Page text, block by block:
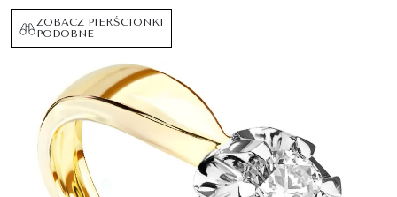
ZOBACZ PIERŚCIONKI
PODOBNE